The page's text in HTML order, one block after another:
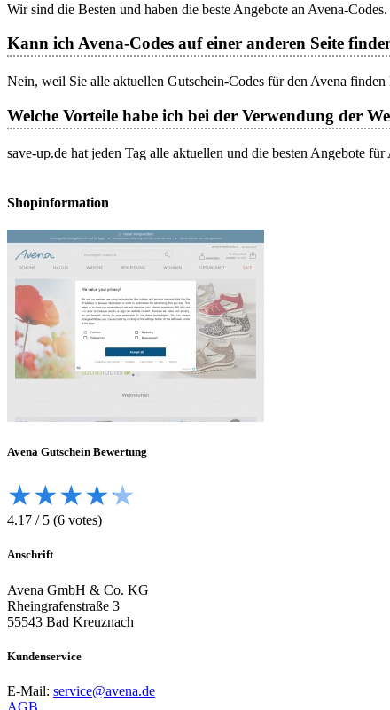
Wir sind die Besten und haben die beste Angebote an Avena-
Kann ich Avena-Codes auf einer anderen Seite
Nein, weil Sie alle aktuellen Gutschein-Codes für den Avena
Welche Vorteile habe ich bei der Verwendung der
save-up.de hat jeden Tag alle aktuellen und die besten Angebote
Shopinformation
Avena Gutschein Bewertung
★★★★★
4.17 / 5 (6 votes)
Anschrift
Avena GmbH & Co. KG
Rheingrafenstraße 3
55543 Bad Kreuznach
Kundenservice
E-Mail: service@avena.de
AGB